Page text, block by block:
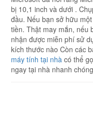
bị 10,1 inch và dưới .
đầu. Nếu bạn sở hữu
tiền. Thật may mắn, nếu
nhận được miễn phí sử
kích thước nào Còn các
máy tính tại nhà có thể
ngay tại nhà nhanh chóng